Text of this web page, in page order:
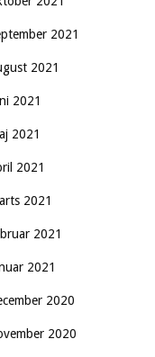
2021
2021
2021
2021
2021
2021
2021
2021
2020
2020